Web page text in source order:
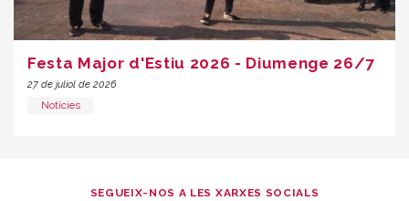
Festa Major d'Estiu 2026 - Diumenge 26/7
27 de juliol de 2026
Notícies
SEGUEIX-NOS A LES XARXES SOCIALS